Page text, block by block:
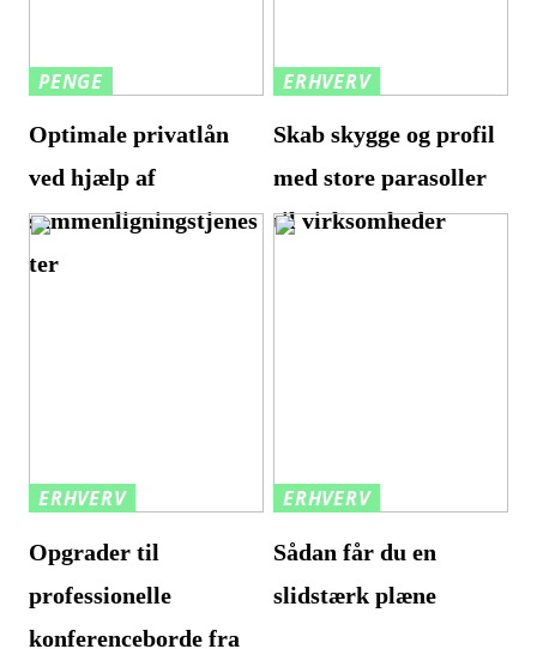
PENGE
Optimale privatlån
ved hjælp af
sammenligningstjenes
ter
ERHVERV
Skab skygge og profil
med store parasoller
til virksomheder
ERHVERV
Opgrader til
professionelle
konferenceborde fra
ERHVERV
Sådan får du en
slidstærk plæne